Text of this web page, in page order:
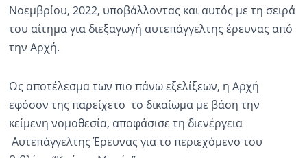
Νοεμβρίου, 2022, υποβάλλοντας και αυτός με τη σειρά
του αίτημα για διεξαγωγή αυτεπάγγελτης έρευνας από
την Αρχή.
Ως αποτέλεσμα των πιο πάνω εξελίξεων, η Αρχή
εφόσον της παρείχετο το δικαίωμα με βάση την
κείμενη νομοθεσία, αποφάσισε τη διενέργεια
Αυτεπάγγελτης Έρευνας για το περιεχόμενο του